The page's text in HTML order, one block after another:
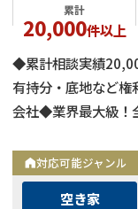
累計
20,000件以上
◆累計相談実績
有持分・底地など権
会社◆業界最大級！
資金による買取の
◆士業事務所や大手
対応可能ジャンル
空き家